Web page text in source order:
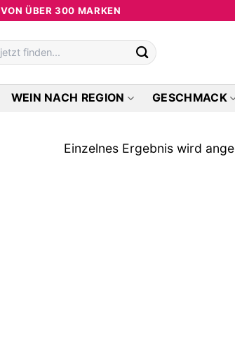
VON ÜBER 300 MARKEN
WEIN NACH REGION GESCHMACK
Einzelnes Ergebnis wird